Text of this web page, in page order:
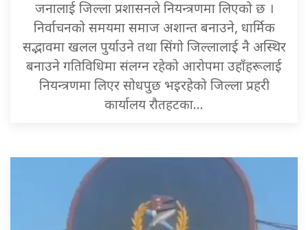
जनालाई जिल्ला प्रशासनले नियन्त्रणमा लिएको छ ।
निर्वाचनको समयमा समाज अशान्त बनाउने, धार्मिक
सद्भावमा खलल पुर्याउने तथा सिंगो जिल्लालाई नै अस्थिर
बनाउने गतिविधिमा संलग्न रहेको आरोपमा उहाँहरूलाई
नियन्त्रणमा लिएर सोधपुछ भइरहेको जिल्ला प्रहरी
कार्यालय रौतहटका…